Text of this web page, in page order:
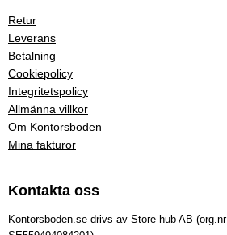
Retur
Leverans
Betalning
Cookiepolicy
Integritetspolicy
Allmänna villkor
Om Kontorsboden
Mina fakturor
Kontakta oss
Kontorsboden.se drivs av Store hub AB